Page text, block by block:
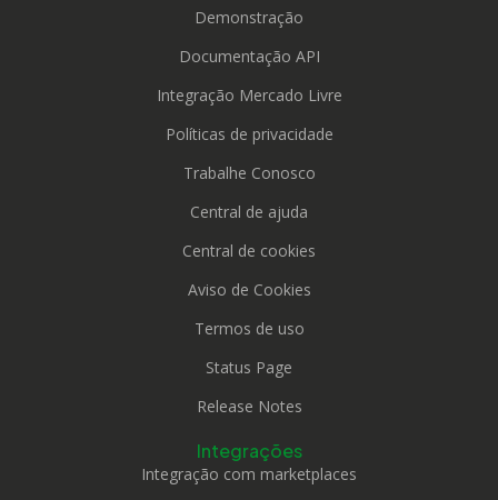
Demonstração
Documentação API
Integração Mercado Livre
Políticas de privacidade
Trabalhe Conosco
Central de ajuda
Central de cookies
Aviso de Cookies
Termos de uso
Status Page
Release Notes
Integrações
Integração com marketplaces